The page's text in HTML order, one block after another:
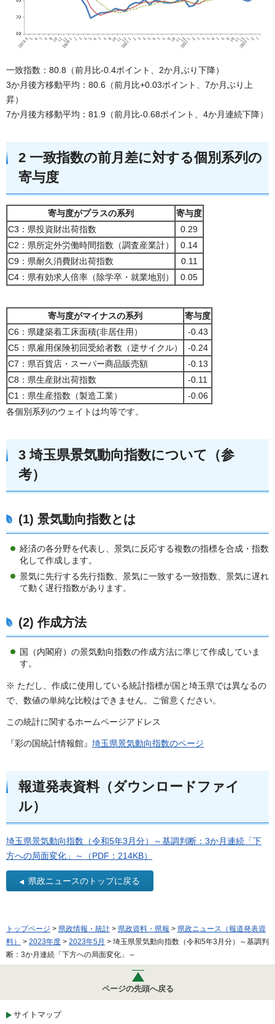
一致指数：80.8（前月比-0.4ポイント、2か月ぶり下降）
3か月後方移動平均：80.6（前月比+0.03ポイント、7か月ぶり上
昇）
7か月後方移動平均：81.9（前月比-0.68ポイント、4か月連続下降）
2 一致指数の前月差に対する個別系列の
寄与度
寄与度がプラスの系列
寄与度
C3：県投資財出荷指数
0.29
C2：県所定外労働時間指数（調査産業計）
0.14
C9：県耐久消費財出荷指数
0.11
C4：県有効求人倍率（除学卒・就業地別）
0.05
寄与度がマイナスの系列
寄与度
C6：県建築着工床面積(非居住用）
-0.43
C5：県雇用保険初回受給者数（逆サイクル）
-0.24
C7：県百貨店・スーパー商品販売額
-0.13
C8：県生産財出荷指数
-0.11
C1：県生産指数（製造工業）
-0.06
各個別系列のウェイトは均等です。
3 埼玉県景気動向指数について（参
考）
(1) 景気動向指数とは
経済の各分野を代表し、景気に反応する複数の指標を合成・指数
化して作成します。
景気に先行する先行指数、景気に一致する一致指数、景気に遅れ
て動く遅行指数があります。
(2) 作成方法
国（内閣府）の景気動向指数の作成方法に準じて作成していま
す。
※ ただし、作成に使用している統計指標が国と埼玉県では異なるの
で、数値の単純な比較はできません。ご留意ください。
この統計に関するホームページアドレス
『彩の国統計情報館』 埼玉県景気動向指数のページ
報道発表資料（ダウンロードファイ
ル）
埼玉県景気動向指数（令和5年3月分）～基調判断：3か月連続「下
方への局面変化」～（PDF：214KB）
県政ニュースのトップに戻る
トップページ > 県政情報・統計 > 県政資料・県報 > 県政ニュース（報道発表資
料）
> 2023年度 > 2023年5月 > 埼玉県景気動向指数（令和5年3月分）～基調判
断：3か月連続「下方への局面変化」～
ページの先頭へ戻る
サイトマップ